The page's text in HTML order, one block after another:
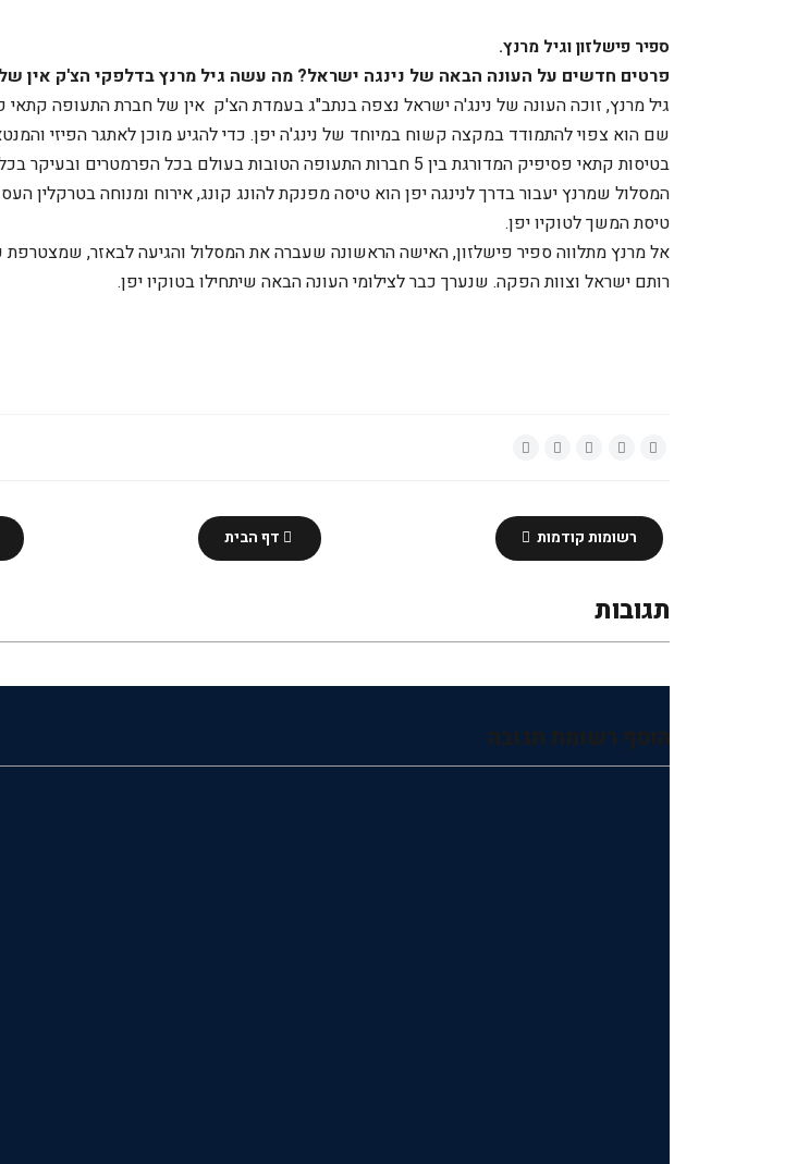
ספיר פישלזון וגיל מרנץ.
פרטים חדשים על העונה הבאה של נינגה ישראל? מה עשה גיל מרנץ בדלפקי הצ'ק אין
גיל מרנץ, זוכה העונה של נינג'ה ישראל נצפה בנתב"ג בעמדת הצ'ק אין של חברת התעופה קתאי
שם הוא צפוי להתמודד במקצה קשוח במיוחד של נינג'ה יפן. כדי להגיע מוכן לאתגר הפיזי
בטיסות קתאי פסיפיק המדורגת בין 5 חברות התעופה הטובות בעולם בכל הפרמטרים ובעיקר בכל הקשור לחוויות טיסה.
המסלול שמרנץ יעבור בדרך לנינגה יפן הוא טיסה מפנקת להונג קונג, אירוח ומנוחה בטרקלין
טיסת המשך לטוקיו יפן.
אל מרנץ מתלווה ספיר פישלזון, האישה הראשונה שעברה את המסלול והגיעה לבאזר, שמצטרפת
רותם ישראל וצוות הפקה. שנערך כבר לצילומי העונה הבאה שיתחילו בטוקיו יפן.
רשומות קודמות דף הבית
תגובות
הוסף רשומת תגובה